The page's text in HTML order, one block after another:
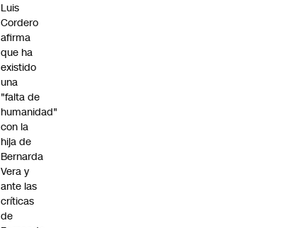
Luis
Cordero
afirma
que ha
existido
una
"falta de
humanidad"
con la
hija de
Bernarda
Vera y
ante las
críticas
de